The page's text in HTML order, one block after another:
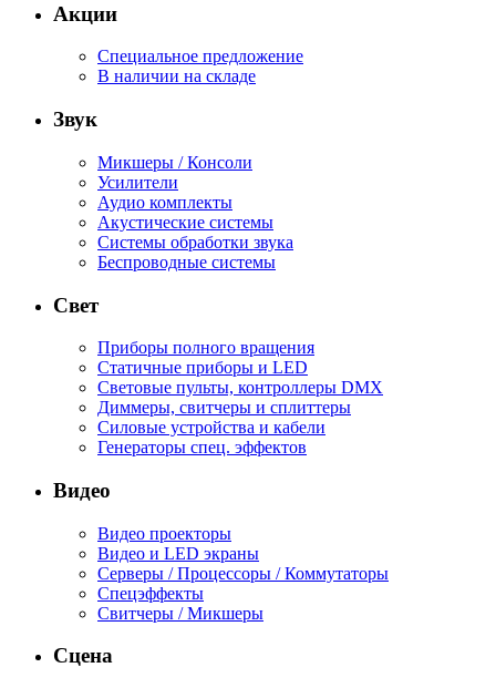
Акции
Специальное предложение
В наличии на складе
Звук
Микшеры / Консоли
Усилители
Аудио комплекты
Акустические системы
Системы обработки звука
Беспроводные системы
Свет
Приборы полного вращения
Статичные приборы и LED
Световые пульты, контроллеры DMX
Диммеры, свитчеры и сплиттеры
Силовые устройства и кабели
Генераторы спец. эффектов
Видео
Видео проекторы
Видео и LED экраны
Серверы / Процессоры / Коммутаторы
Спецэффекты
Свитчеры / Микшеры
Сцена